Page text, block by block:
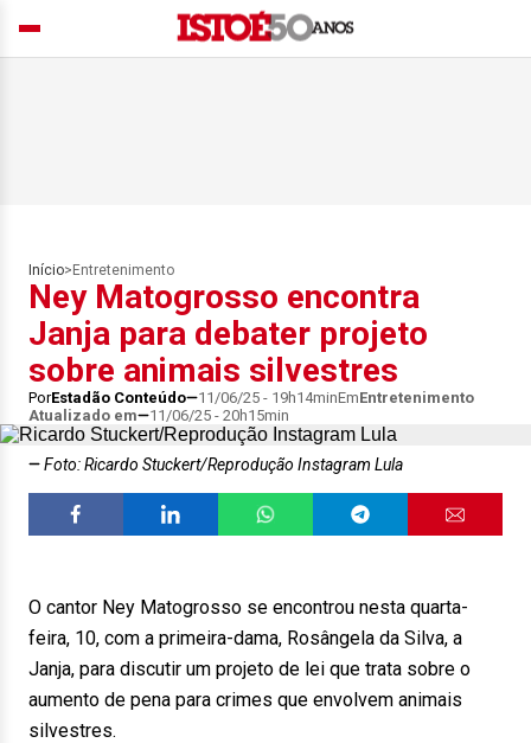
Início> Entretenimento
Ney Matogrosso encontra
Janja para debater projeto
sobre animais silvestres
PorEstadão Conteúdo 11/06/25 - 19h14minEmEntretenimento
Atualizado em
11/06/25 - 20h15min
Foto: Ricardo Stuckert/Reprodução Instagram Lula
O cantor Ney Matogrosso se encontrou nesta quarta-
feira, 10, com a primeira-dama, Rosângela da Silva, a
Janja, para discutir um projeto de lei que trata sobre o
aumento de pena para crimes que envolvem animais
silvestres.